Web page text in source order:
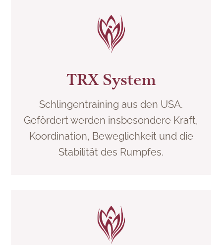
TRX System
Schlingentraining aus den USA.
Gefördert werden insbesondere Kraft,
Koordination, Beweglichkeit und die
Stabilität des Rumpfes.